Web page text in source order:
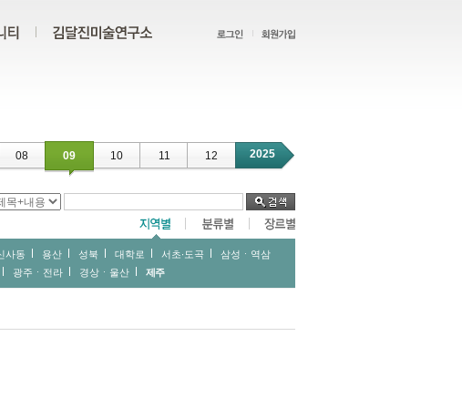
08 09 10 11 12 2025
사동 용산 성북 대학로 서초∙도곡
삼성ㆍ역삼
광주ㆍ전라 경상ㆍ울산 제주